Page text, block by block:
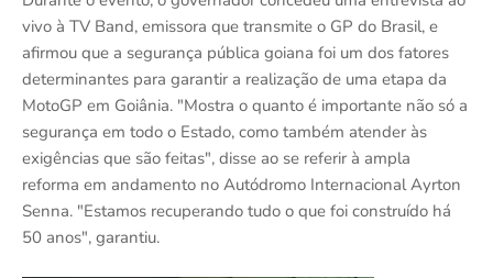
vivo à TV Band, emissora que transmite o GP do Brasil, e
afirmou que a segurança pública goiana foi um dos fatores
determinantes para garantir a realização de uma etapa da
MotoGP em Goiânia. "Mostra o quanto é importante não só a
segurança em todo o Estado, como também atender às
exigências que são feitas", disse ao se referir à ampla
reforma em andamento no Autódromo Internacional Ayrton
Senna. "Estamos recuperando tudo o que foi construído há
50 anos", garantiu.